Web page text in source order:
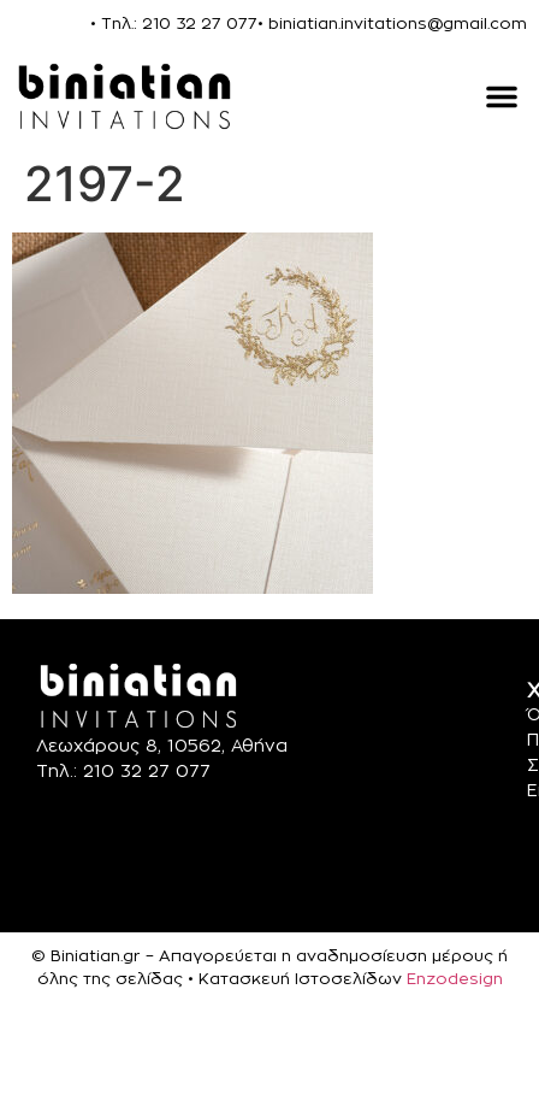
• Τηλ.: 210 32 27 077• biniatian.invitations@gmail.com
2197-2
Λεωχάρους 8, 10562, Αθήνα
Τηλ.: 210 32 27 077
© Biniatian.gr – Απαγορεύεται η αναδημοσίευση μέρους ή
όλης της σελίδας • Κατασκευή Ιστοσελίδων Enzodesign